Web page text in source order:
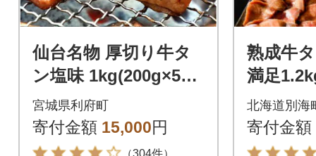
仙台名物 厚切り牛タ
ン塩味 1kg(200g×5パ
ック)
宮城県利府町
寄付金額 15,000円
熟成牛
満足
厚切り
ーキ 別
納税
北海道別海
寄付金額